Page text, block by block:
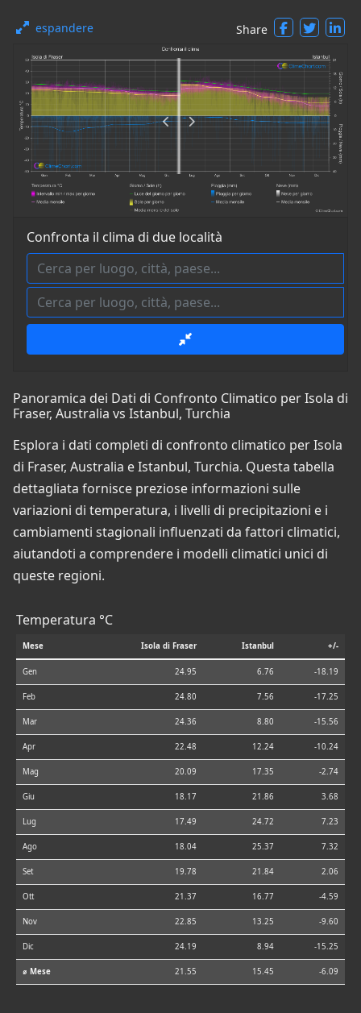
espandere Share
Confronta il clima di due località
Panoramica dei Dati di Confronto Climatico per Isola di
Fraser, Australia vs Istanbul, Turchia
Esplora i dati completi di confronto climatico per Isola
di Fraser, Australia e Istanbul, Turchia. Questa tabella
dettagliata fornisce preziose informazioni sulle
variazioni di temperatura, i livelli di precipitazioni e i
cambiamenti stagionali influenzati da fattori climatici,
aiutandoti a comprendere i modelli climatici unici di
queste regioni.
Temperatura °C
Mese Isola di Fraser Istanbul +/-
Gen 24.95 6.76 -18.19
Feb 24.80 7.56 -17.25
Mar 24.36 8.80 -15.56
Apr 22.48 12.24 -10.24
Mag 20.09 17.35 -2.74
Giu 18.17 21.86 3.68
Lug 17.49 24.72 7.23
Ago 18.04 25.37 7.32
Set 19.78 21.84 2.06
Ott 21.37 16.77 -4.59
Nov 22.85 13.25 -9.60
Dic 24.19 8.94 -15.25
⌀ Mese 21.55 15.45 -6.09